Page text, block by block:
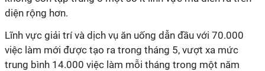
diện rộng hơn.
Lĩnh vực giải trí và dịch vụ ăn uống dẫn đầu với 70.000
việc làm mới được tạo ra trong tháng 5, vượt xa mức
trung bình 14.000 việc làm mỗi tháng trong một năm